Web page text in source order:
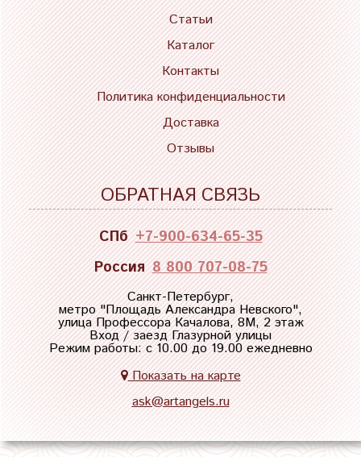
Статьи
Каталог
Контакты
Политика конфиденциальности
Доставка
Отзывы
ОБРАТНАЯ СВЯЗЬ
СПб +7-900-634-65-35
Россия 8 800 707-08-75
Санкт-Петербург,
метро "Площадь Александра Невского",
улица Профессора Качалова, 8М, 2 этаж
Вход / заезд Глазурной улицы
Режим работы: с 10.00 до 19.00 ежедневно
Показать на карте
ask@artangels.ru